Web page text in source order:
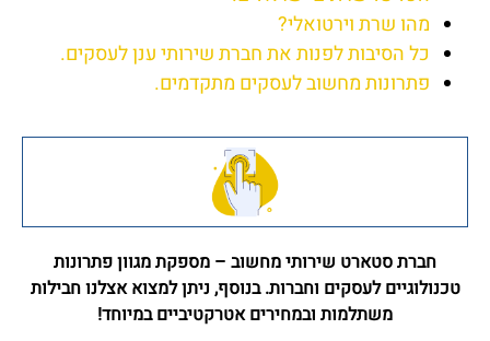
מהו שרת וירטואלי?
כל הסיבות לפנות את חברת שירותי ענן לעסקים.
פתרונות מחשוב לעסקים מתקדמים.
חברת סטארט שירותי מחשוב – מספקת מגוון פתרונות
טכנולוגיים לעסקים וחברות. בנוסף, ניתן למצוא אצלנו חבילות
משתלמות ובמחירים אטרקטיביים במיוחד!